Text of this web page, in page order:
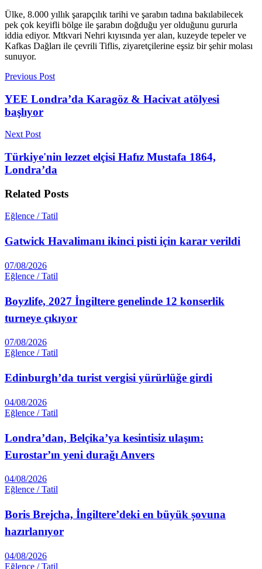
Ülke, 8.000 yıllık şarapçılık tarihi ve şarabın tadına bakılabilecek
pek çok keyifli bölge ile şarabın doğduğu yer olduğunu gururla
iddia ediyor. Mtkvari Nehri kıyısında yer alan, kuzeyde tepeler ve
Kafkas Dağları ile çevrili Tiflis, ziyaretçilerine eşsiz bir şehir molası
sunuyor.
Previous Post
YEE Londra’da Karagöz & Hacivat atölyesi
başlıyor
Next Post
Türkiye'nin lezzet elçisi Hafız Mustafa 1864,
Londra’da
Related Posts
Eğlence / Tatil
Gatwick Havalimanı ikinci pisti için karar verildi
07/08/2026
Eğlence / Tatil
Boyzlife, 2027 İngiltere genelinde 12 konserlik
turneye çıkıyor
07/08/2026
Eğlence / Tatil
Edinburgh’da turist vergisi yürürlüğe girdi
04/08/2026
Eğlence / Tatil
Londra’dan, Belçika’ya kesintisiz ulaşım:
Eurostar’ın yeni durağı Anvers
04/08/2026
Eğlence / Tatil
Boris Brejcha, İngiltere’deki en büyük șovuna
hazırlanıyor
04/08/2026
Eğlence / Tatil